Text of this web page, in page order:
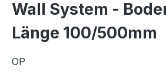
Wall System -
Länge 100/500mm
OP